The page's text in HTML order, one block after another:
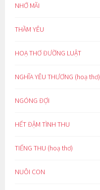
NHỚ MÃI
THẦM YÊU
HOẠ THƠ ĐƯỜNG LUẬT
NGHĨA YÊU THƯƠNG (hoạ thơ)
NGÓNG ĐỢI
HẾT ĐẬM TÌNH THU
TIẾNG THU (hoạ thơ)
NUÔI CON